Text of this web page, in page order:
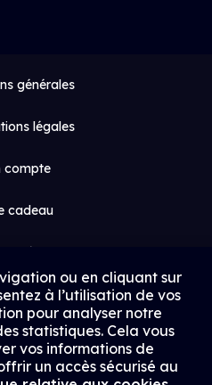
générales
légales
compte
cadeau
médias
un film
Uptrack
ou en cliquant sur
à l’utilisation de vos
pour analyser notre
statistiques. Cela vous
vos informations de
un accès sécurisé au